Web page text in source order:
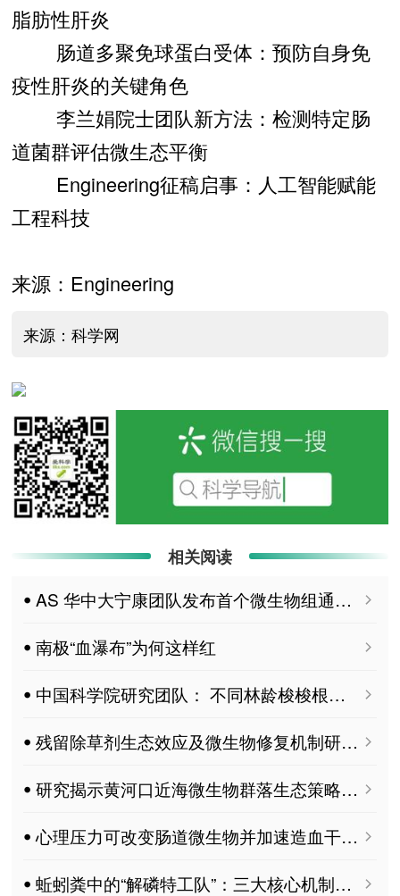
脂肪性肝炎
肠道多聚免球蛋白受体：预防自身免
疫性肝炎的关键角色
李兰娟院士团队新方法：检测特定肠
道菌群评估微生态平衡
Engineering征稿启事：人工智能赋能
工程科技
来源：Engineering
来源：科学网
相关阅读
ꔷ AS 华中大宁康团队发布首个微生物组通用大模型MGM：开启微生物组分析“Deepseek”时代
ꔷ 南极“血瀑布”为何这样红
ꔷ 中国科学院研究团队： 不同林龄梭梭根际微生物群落演替规律及潜在生态功能变化 MDPI Microorganisms
ꔷ 残留除草剂生态效应及微生物修复机制研究取得进展
ꔷ 研究揭示黄河口近海微生物群落生态策略演替机制
ꔷ 心理压力可改变肠道微生物并加速造血干细胞衰老
ꔷ 蚯蚓粪中的“解磷特工队”：三大核心机制唤醒土壤沉睡的“遗留磷”